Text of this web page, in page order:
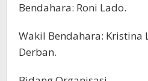
Bendahara: Roni Lado.
Wakil Bendahara: Kristina
Derban.